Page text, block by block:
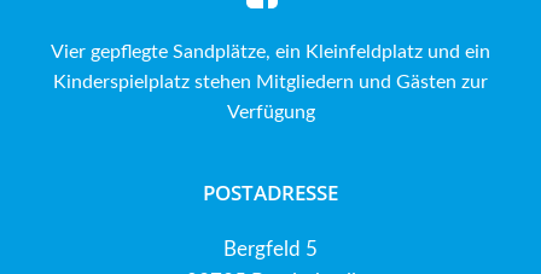
Vier gepflegte Sandplätze, ein Kleinfeldplatz und ein
Kinderspielplatz stehen Mitgliedern und Gästen zur
Verfügung
POSTADRESSE
Bergfeld 5